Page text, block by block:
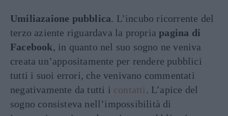
Umiliazaione pubblica. L’incubo ricorrente del
terzo aziente riguardava la propriapagina di
Facebook, in quanto nel suo sogno ne veniva
creata un’appositamente per rendere pubblici
tutti i suoi errori, che venivano commentati
negativamente da tutti i contatti . L’apice del
sogno consisteva nell’impossibilità di